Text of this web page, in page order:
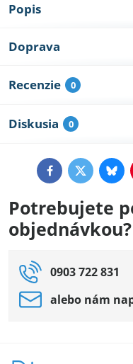
Popis
Doprava
Recenzie 0
Diskusia 0
FacebookTwitter
Potrebujete
objednávkou?
0903 722 831
alebo nám